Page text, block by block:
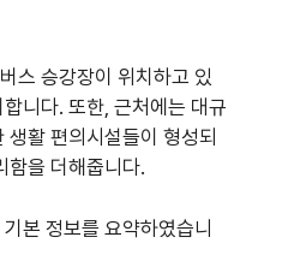
스 승강장이 위치하고 있
니다. 또한, 근처에는 대규
활 편의시설들이 형성되
함을 더해줍니다.
본 정보를 요약하였습니